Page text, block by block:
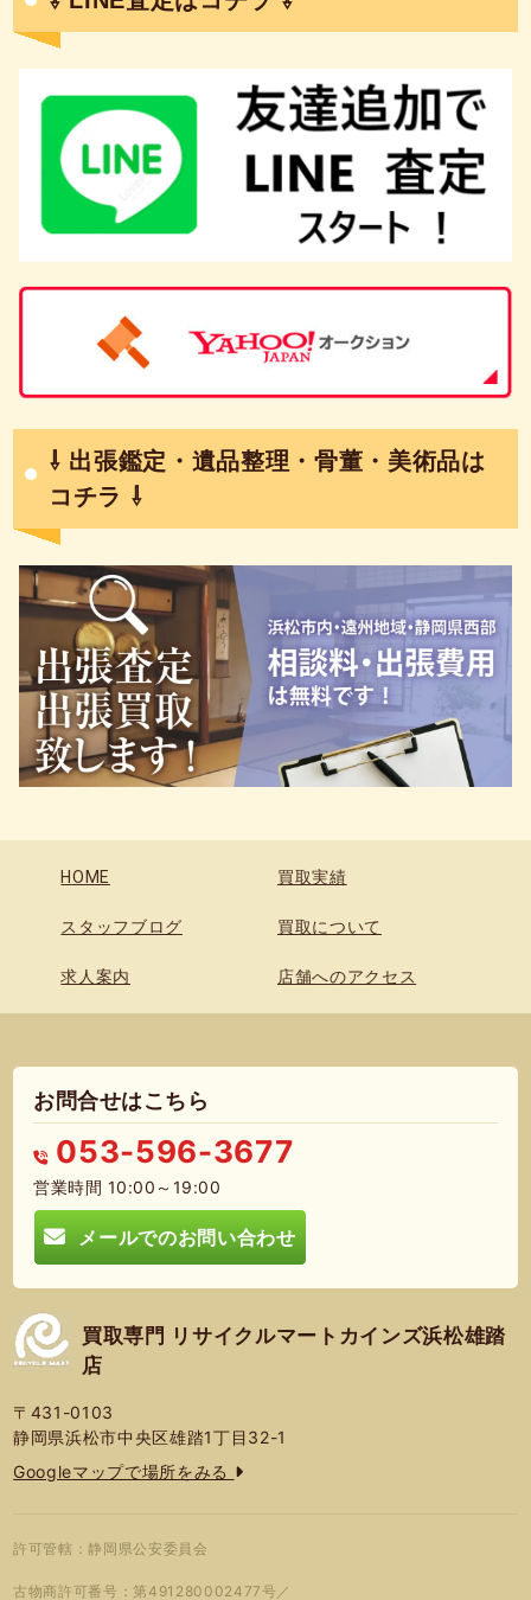
⇩ 出張鑑定・遺品整理・骨董・美術品は
コチラ ⇩
HOME 買取実績
スタッフブログ 買取について
求人案内 店舗へのアクセス
お問合せはこちら
053-596-3677
営業時間 10:00～19:00
メールでのお問い合わせ
買取専門 リサイクルマートカインズ浜松雄踏
店
〒431-0103
静岡県浜松市中央区雄踏1丁目32-1
Googleマップで場所をみる
許可管轄：静岡県公安委員会
古物商許可番号：第491280002477号／